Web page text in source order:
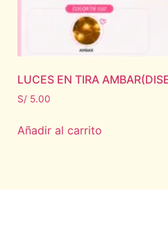
LUCES EN TIRA
S/ 5.00
Añadir al carrito